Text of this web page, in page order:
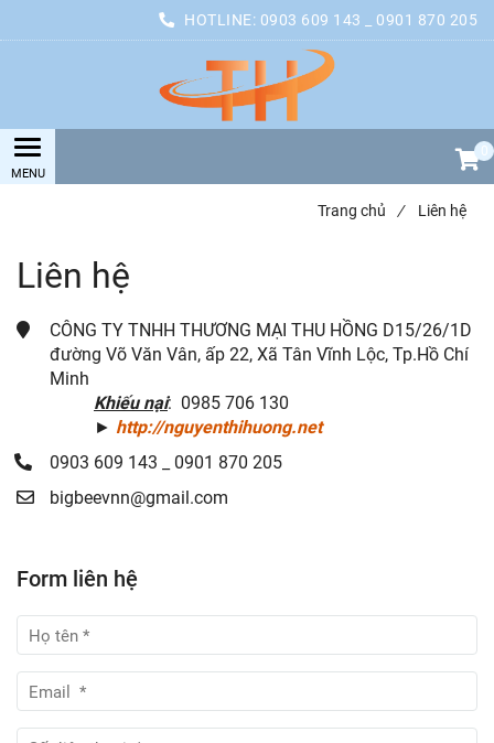
HOTLINE: 0903 609 143 _ 0901 870 205
0
Trang chủ / Liên hệ
Liên hệ
CÔNG TY TNHH THƯƠNG MẠI THU HỒNG D15/26/1D
đường Võ Văn Vân, ấp 22, Xã Tân Vĩnh Lộc, Tp.Hồ Chí
Minh
Khiếu nại: 0985 706 130
► http://nguyenthihuong.net
0903 609 143 _ 0901 870 205
bigbeevnn@gmail.com
Form liên hệ